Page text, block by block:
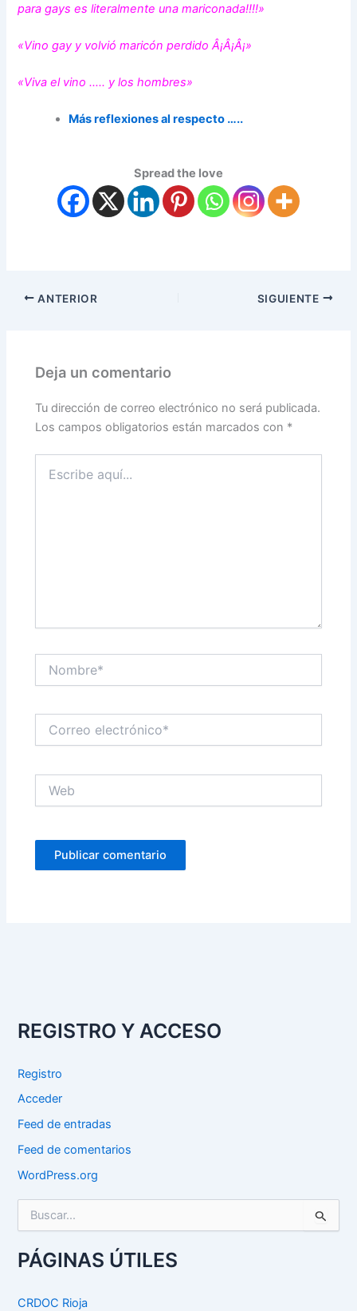
para gays es literalmente una mariconada!!!!»
«Vino gay y volvió maricón perdido Â¡Â¡Â¡»
«Viva el vino ….. y los hombres»
Más reflexiones al respecto …..
Spread the love
ANTERIOR SIGUIENTE
Deja un comentario
Tu dirección de correo electrónico no será publicada.
Los campos obligatorios están marcados con *
aquí...
electrónico*
REGISTRO Y ACCESO
Registro
Acceder
Feed de entradas
Feed de comentarios
WordPress.org
c
a
p
PÁGINAS ÚTILES
CRDOC Rioja